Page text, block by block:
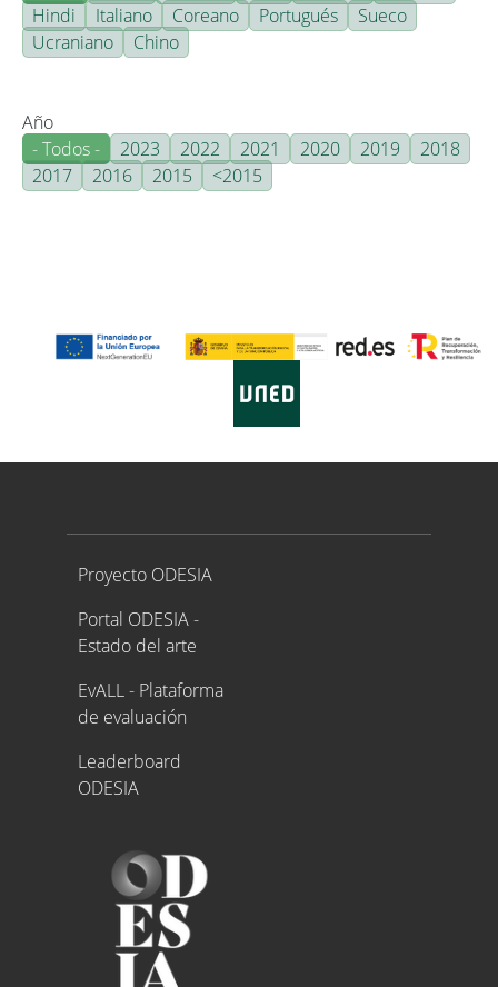
Hindi
Italiano Coreano Portugués
Sueco
Ucraniano
Chino
Año
- Todos -
2023 2022 2021 2020 2019
2018
2017
2016 2015 <2015
Proyecto ODESIA
Proyecto ODESIA
Portal ODESIA -
Estado del arte
EvALL - Plataforma
de evaluación
Leaderboard
ODESIA